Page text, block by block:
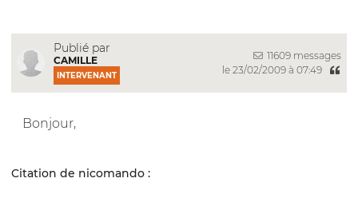
Publié par
CAMILLE
INTERVENANT
11609 messages
le 23/02/2009 à 07:49
Bonjour,
Citation de nicomando :